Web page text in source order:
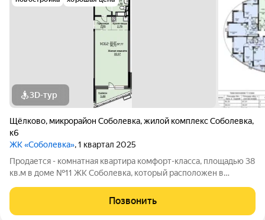
3D-тур
Щёлково, микрорайон Соболевка,жилой комплекс Соболевка,
к6
ЖК «Соболевка», 1 квартал 2025
Продается - комнатная квартира комфорт-класса, площадью 38
кв.м в доме №11 ЖК Соболевка, который расположен в
Щёлково рядом с парковой зоной.
Позвонить